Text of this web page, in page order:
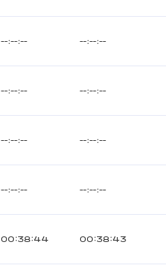
--:--:-- --:--:--
--:--:-- --:--:--
--:--:-- --:--:--
--:--:-- --:--:--
00:38:44 00:38:43